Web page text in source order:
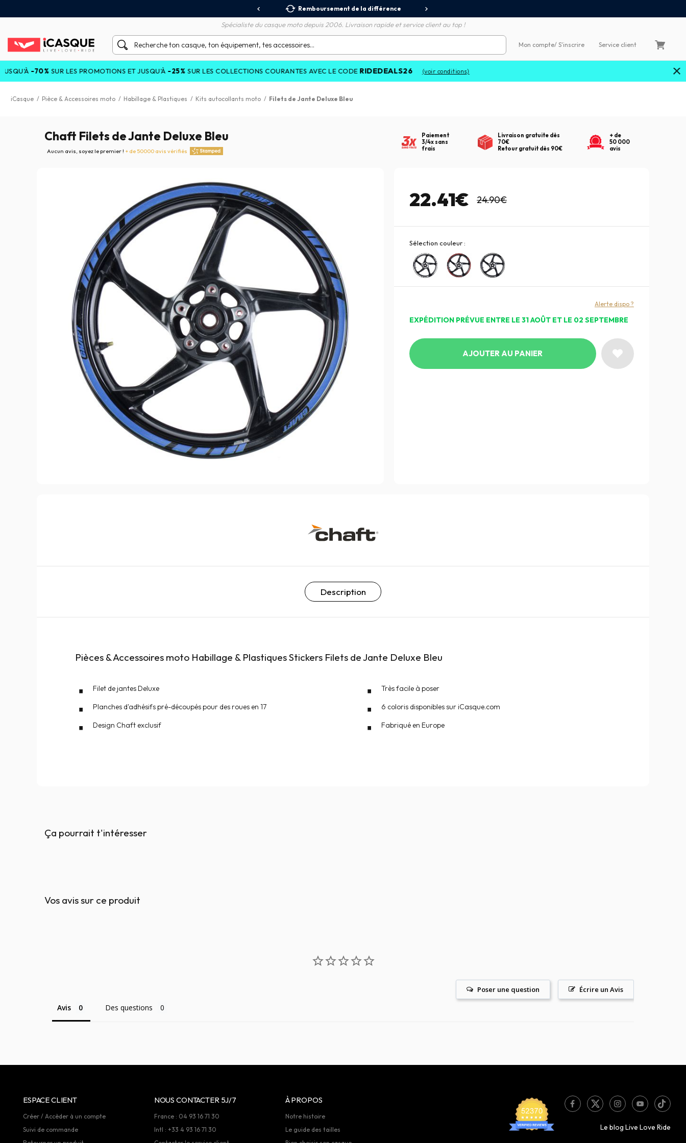
Remboursement de la différence
Spécialiste du casque moto depuis 2006. Livraison rapide et service client au top !
Mon compte/ S'inscrire Service client
-70%SUR LES PROMOTIONS ET JUSQU'À-25%SUR LES COLLECTIONS COURANTES AVEC LE CODERIDEDEALS26 (voir conditions)
iCasque / Pièce & Accessoires moto / Habillage & Plastiques / Kits autocollants moto / Filets de Jante Deluxe Bleu
Chaft Filets de Jante Deluxe Bleu
Aucun avis, soyez le premier ! + de 50000 avis vérifiés
Paiement
3/4x sans
frais
Livraison gratuite dès
70€
Retour gratuit dès 90€
+ de
50 000
avis
22.41€ 24.90€
Sélection couleur :
EXPÉDITION PRÉVUE ENTRE LE 31 AOÛT ET LE 02 SEPTEMBRE
Alerte dispo ?
AJOUTER AU PANIER
Description
Pièces & Accessoires moto Habillage & Plastiques Stickers Filets de Jante Deluxe Bleu
Filet de jantes Deluxe
Planches d'adhésifs pré-découpés pour des roues en 17
Design Chaft exclusif
Très facile à poser
6 coloris disponibles sur iCasque.com
Fabriqué en Europe
Ça pourrait t'intéresser
Vos avis sur ce produit
Écrire un Avis
Poser une question
Avis Des questions
ESPACE CLIENT
Créer / Accèder à un compte
Suivi de commande
NOUS CONTACTER 5J/7
France : 04 93 16 71 30
Intl : +33 4 93 16 71 30
À PROPOS
Notre histoire
Le guide des tailles
Le blog Live Love Ride